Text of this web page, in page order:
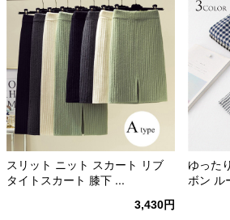
スリット ニット スカート リブ
タイトスカート 膝下 ...
3,430円
ゆった
ボン ル